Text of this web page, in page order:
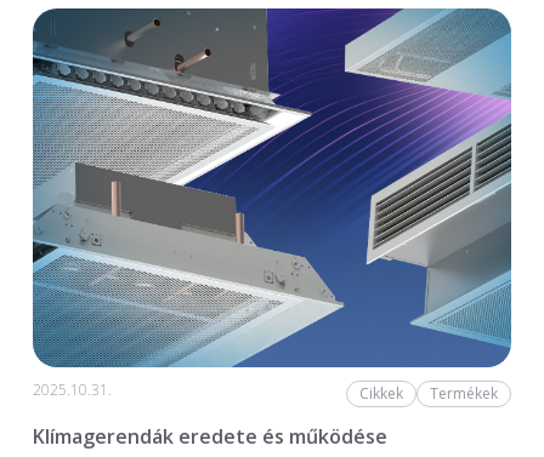
2025.10.31. Cikkek Termékek
Klímagerendák eredete és működése